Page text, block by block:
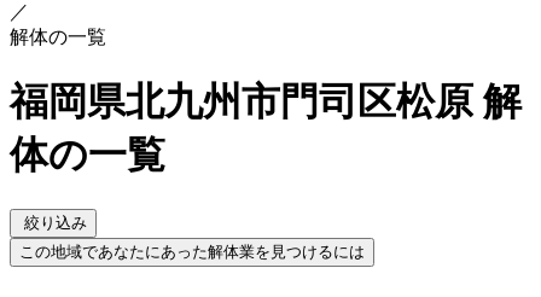
／
解体の一覧
福岡県北九州市門司区松原 解
体の一覧
絞り込み
この地域であなたにあった解体業を見つけるには